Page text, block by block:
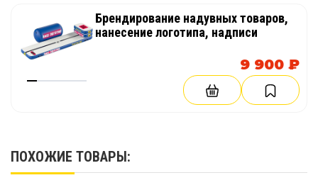
Брендирование надувных товаров,
нанесение логотипа, надписи
9 900 ₽
ПОХОЖИЕ ТОВАРЫ: